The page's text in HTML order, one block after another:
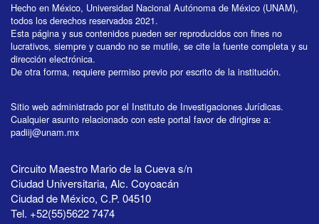
Hecho en México, Universidad Nacional Autónoma de México (UNAM),
todos los derechos reservados 2021.
Esta página y sus contenidos pueden ser reproducidos con fines no
lucrativos, siempre y cuando no se mutile, se cite la fuente completa y su
dirección electrónica.
De otra forma, requiere permiso previo por escrito de la institución.
Sitio web administrado por el Instituto de Investigaciones Jurídicas.
Cualquier asunto relacionado con este portal favor de dirigirse a:
padiij@unam.mx
Circuito Maestro Mario de la Cueva s/n
Ciudad Universitaria, Alc. Coyoacán
Ciudad de México, C.P. 04510
Tel. +52(55)5622 7474